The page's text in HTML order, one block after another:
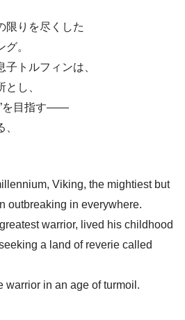
限りを尽くした
。
トルフィンは、
し、
”を目指す――
Viking, the mightiest but
outbreaking in everywhere.
warrior, lived his childhood
a land of reverie called
warrior in an age of turmoil.